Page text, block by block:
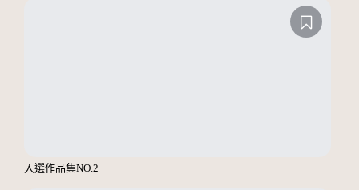
入選作品集NO.2